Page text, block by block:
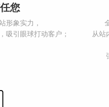
您
形象实力，
吸引眼球打动客户；
从站